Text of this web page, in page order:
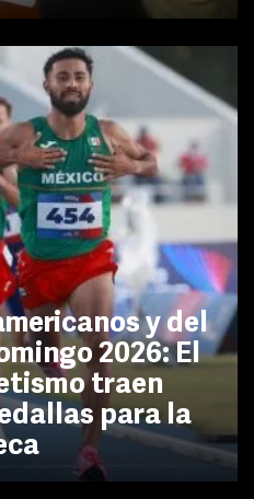
y del
2026: El
traen
para la